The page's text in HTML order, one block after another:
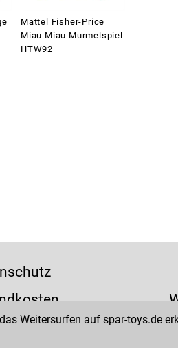
Weitersurfen auf spar-toys.de
Mattel Fisher-Price
Miau Miau Murmelspiel
HTW92